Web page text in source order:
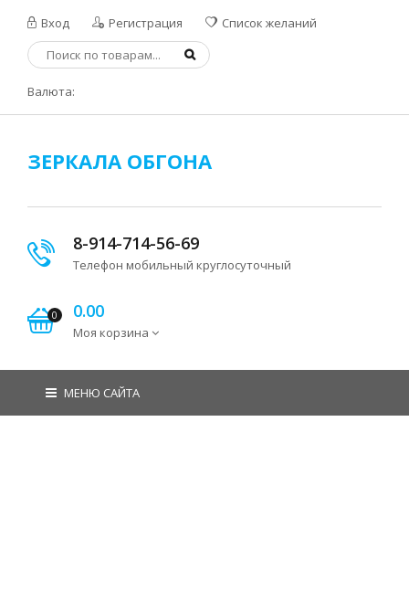
Вход Регистрация Список желаний
Валюта:
ЗЕРКАЛА ОБГОНА
8-914-714-56-69
Телефон мобильный круглосуточный
0 0.00
Моя корзина
МЕНЮ САЙТА